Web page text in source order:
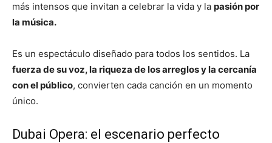
más intensos que invitan a celebrar la vida y la pasión por
la música.
Es un espectáculo diseñado para todos los sentidos. La
fuerza de su voz, la riqueza de los arreglos y la cercanía
con el público, convierten cada canción en un momento
único.
Dubai Opera: el escenario perfecto